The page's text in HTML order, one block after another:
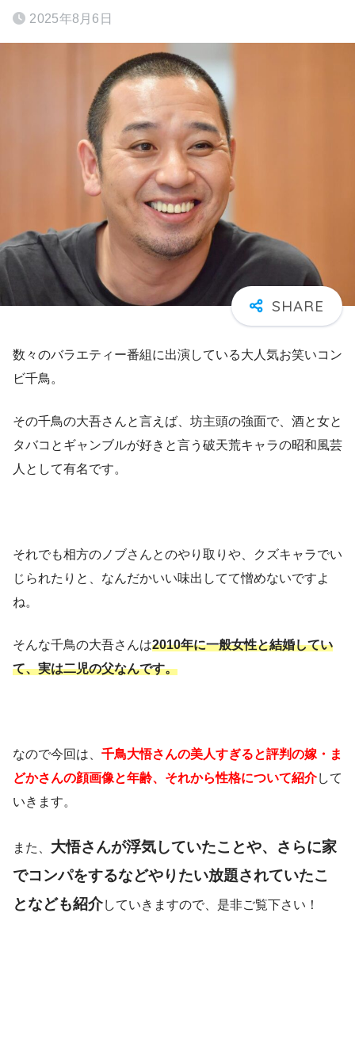
2025年8月6日
数々のバラエティー番組に出演している大人気お笑いコン
ビ千鳥。
その千鳥の大吾さんと言えば、坊主頭の強面で、酒と女と
タバコとギャンブルが好きと言う破天荒キャラの昭和風芸
人として有名です。
それでも相方のノブさんとのやり取りや、クズキャラでい
じられたりと、なんだかいい味出してて憎めないですよ
ね。
そんな千鳥の大吾さんは2010年に一般女性と結婚してい
て、実は二児の父なんです。
なので今回は、 千鳥大悟さんの美人すぎると評判の嫁・ま
どかさんの顔画像と年齢、それから性格について紹介して
いきます。
また、 大悟さんが浮気していたことや、さらに家
でコンパをするなどやりたい放題されていたこ
となども紹介していきますので、是非ご覧下さい！